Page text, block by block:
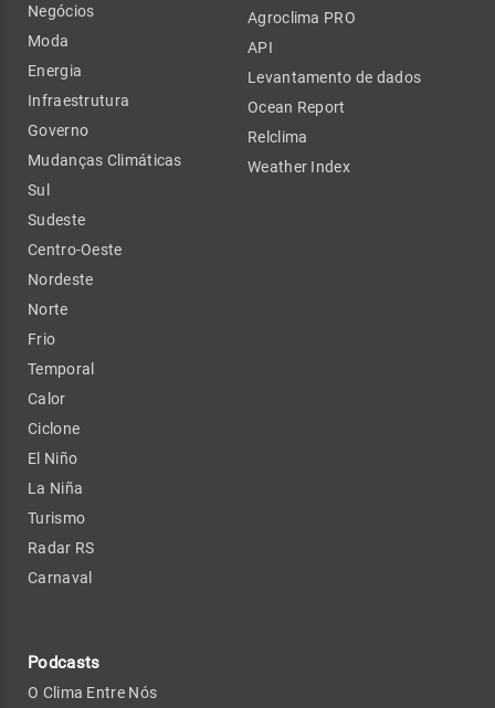
Negócios
Moda
Energia
Infraestrutura
Governo
Mudanças Climáticas
Sul
Sudeste
Centro-Oeste
Nordeste
Norte
Frio
Temporal
Calor
Ciclone
El Niño
La Niña
Turismo
Radar RS
Carnaval
Podcasts
O Clima Entre Nós
Agroclima PRO
API
Levantamento de dados
Ocean Report
Relclima
Weather Index